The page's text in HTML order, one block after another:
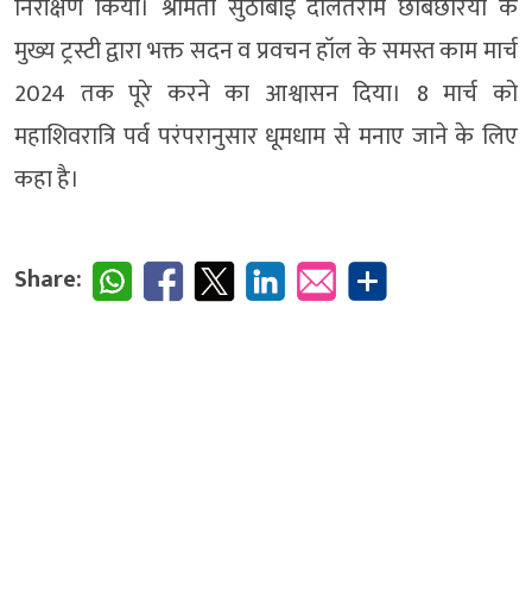
निरीक्षण किया। श्रीमती सुठीबाई दौलतराम छाबछरिया के
मुख्य ट्रस्टी द्वारा भक्त सदन व प्रवचन हॉल के समस्त काम मार्च
2024 तक पूरे करने का आश्वासन दिया। 8 मार्च को
महाशिवरात्रि पर्व परंपरानुसार धूमधाम से मनाए जाने के लिए
कहा है।
Share: